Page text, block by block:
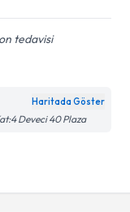
tedavisi
Haritada Göster
Deveci 40 Plaza